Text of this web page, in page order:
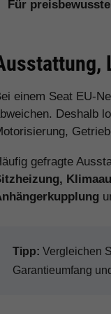
Für
einem Seat EU-
Deshalb
gefragte
Tipp: Vergleichen
Garantieumfang